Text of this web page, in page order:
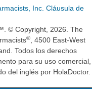
Inc. Cláusula de
© Copyright, 2026. The
®, 4500 East-West
Todos los derechos
para su uso comercial,
del inglés por HolaDoctor.